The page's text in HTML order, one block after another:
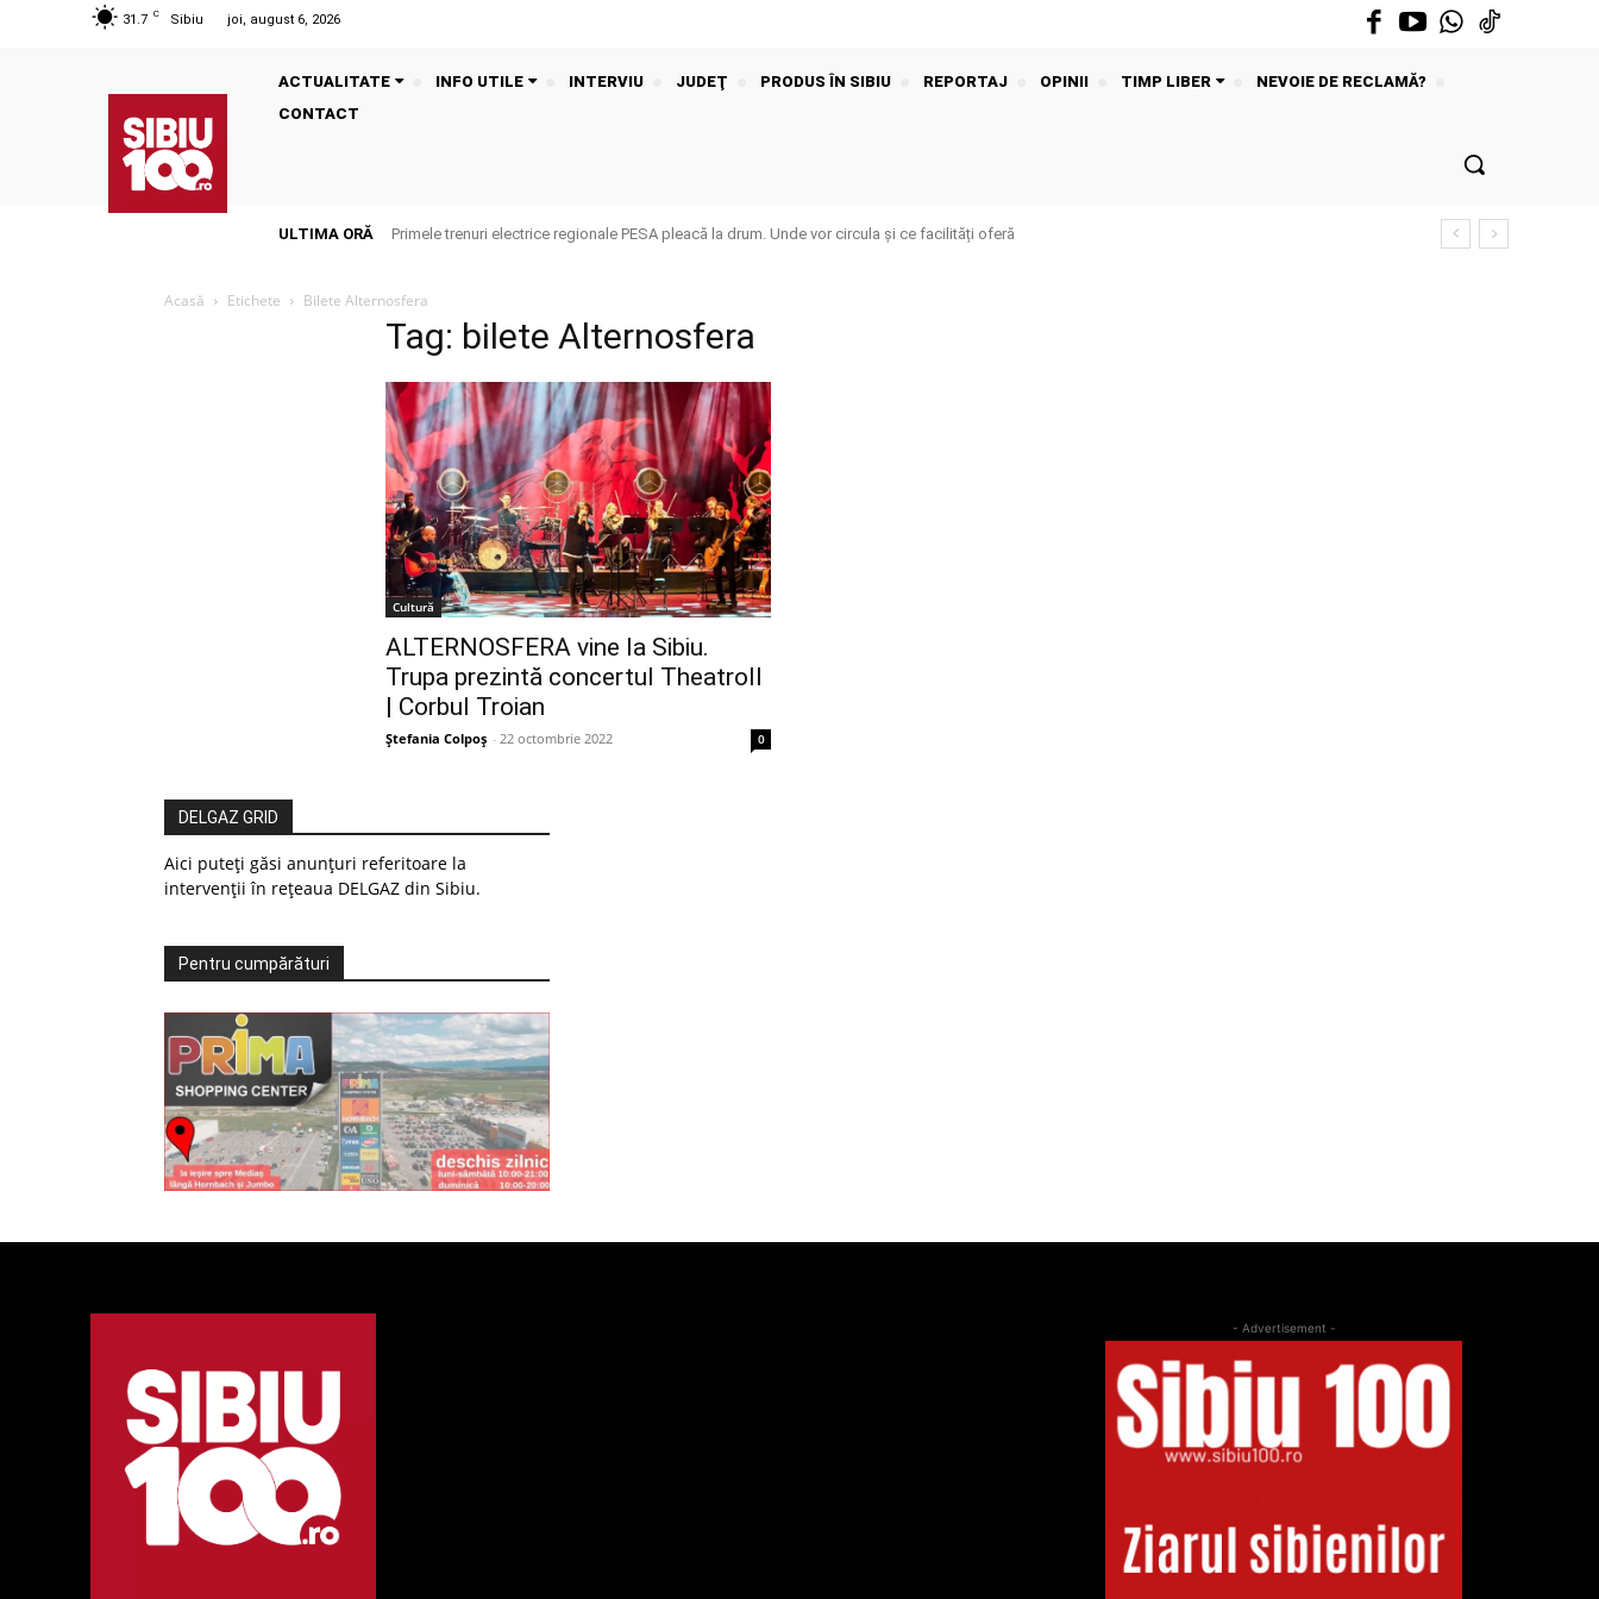
31.7 C Sibiu joi, august 6, 2026
ACTUALITATE INFO UTILE INTERVIU JUDEŢ PRODUS ÎN SIBIU REPORTAJ OPINII TIMP LIBER
NEVOIE DE RECLAMĂ?
CONTACT
ULTIMA ORĂ Primele trenuri electrice regionale PESA pleacă la drum. Unde vor circula și ce facilități oferă
Acasă Etichete Bilete Alternosfera
Tag: bilete Alternosfera
Cultură
ALTERNOSFERA vine la Sibiu.
Trupa prezintă concertul Theatroll
| Corbul Troian
Ștefania Colpoș - 22 octombrie 2022 0
DELGAZ GRID
Aici puteți găsi anunțuri referitoare la
intervenții în rețeaua DELGAZ din Sibiu.
Pentru cumpărături
- Advertisement -